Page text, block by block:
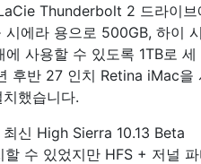
Thunderbolt 2 드라이브
에라 용으로 500GB, 하이
에 사용할 수 있도록 1TB로 세
후반 27 인치 Retina iMac을
했습니다.
신 High Sierra 10.13 Beta
할 수 있었지만 HFS + 저널